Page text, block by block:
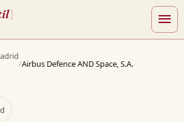
] menu
/Airbus Defence AND Space, S.A.